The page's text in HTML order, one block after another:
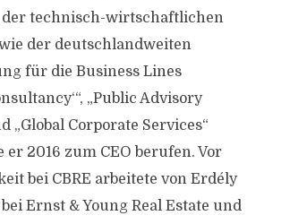
der technisch-wirtschaftlichen
der deutschlandweiten
für die Business Lines
„Public Advisory
„Global Corporate Services“
er 2016 zum CEO berufen. Vor
bei CBRE arbeitete von Erdély
Ernst & Young Real Estate und